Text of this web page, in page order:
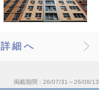
詳細へ
掲載期間 26/07/31～26/08/13